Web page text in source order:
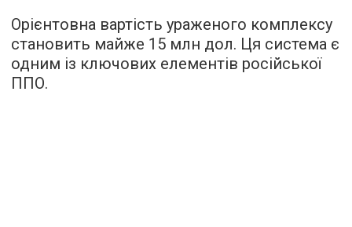
Орієнтовна вартість ураженого комплексу
становить майже 15 млн дол. Ця система є
одним із ключових елементів російської
ППО.